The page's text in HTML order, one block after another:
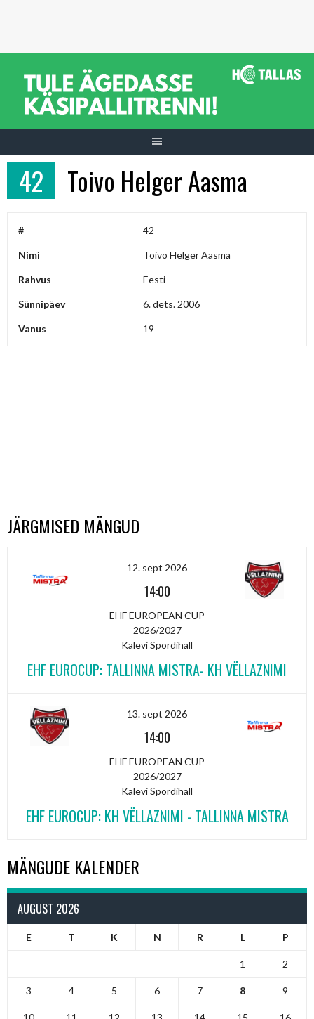
42 Toivo Helger Aasma
# 42
Nimi Toivo Helger Aasma
Rahvus Eesti
Sünnipäev 6. dets. 2006
Vanus 19
JÄRGMISED MÄNGUD
12. sept 2026
14:00
EHF EUROPEAN CUP
2026/2027
Kalevi Spordihall
EHF EUROCUP: TALLINNA MISTRA- KH VËLLAZNIMI
13. sept 2026
14:00
EHF EUROPEAN CUP
2026/2027
Kalevi Spordihall
EHF EUROCUP: KH VËLLAZNIMI - TALLINNA MISTRA
MÄNGUDE KALENDER
AUGUST 2026
E T K N R L P
1 2
3 4 5 6 7 8 9